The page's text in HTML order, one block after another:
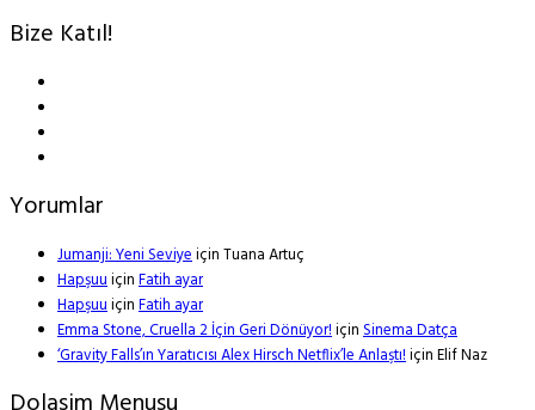
Bize Katıl!
Yorumlar
Jumanji: Yeni SeviyeiçinTuana Artuç
HapşuuiçinFatih ayar
HapşuuiçinFatih ayar
Emma Stone, Cruella 2 İçin Geri Dönüyor!içinSinema Datça
‘Gravity Falls’ın Yaratıcısı Alex Hirsch Netflix’le Anlaştı!içinElif Naz